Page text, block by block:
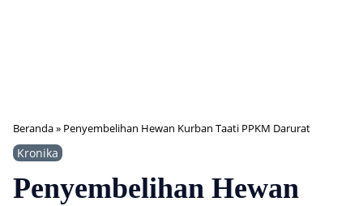
Beranda» Penyembelihan Hewan Kurban Taati PPKM Darurat
Kronika
Penyembelihan Hewan